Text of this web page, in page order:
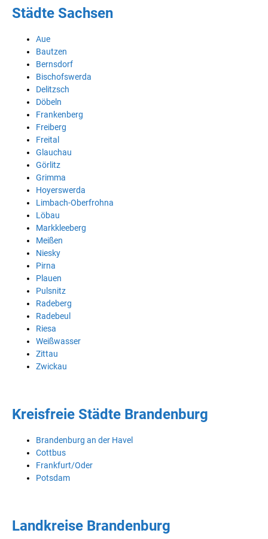
Städte Sachsen
Aue
Bautzen
Bernsdorf
Bischofswerda
Delitzsch
Döbeln
Frankenberg
Freiberg
Freital
Glauchau
Görlitz
Grimma
Hoyerswerda
Limbach-Oberfrohna
Löbau
Markkleeberg
Meißen
Niesky
Pirna
Plauen
Pulsnitz
Radeberg
Radebeul
Riesa
Weißwasser
Zittau
Zwickau
Kreisfreie Städte Brandenburg
Brandenburg an der Havel
Cottbus
Frankfurt/Oder
Potsdam
Landkreise Brandenburg